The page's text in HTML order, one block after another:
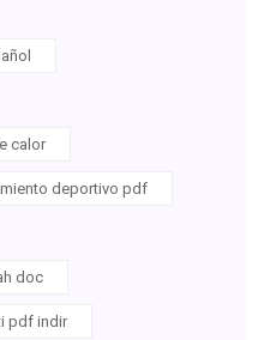
calor
deportivo pdf
doc
pdf indir